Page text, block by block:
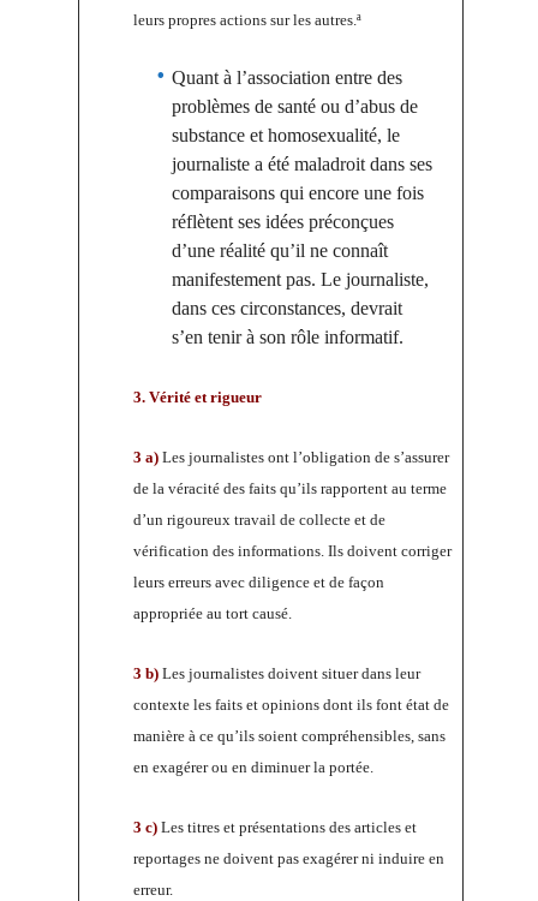
leurs propres actions sur les autres.ª
Quant à l’association entre des
problèmes de santé ou d’abus de
substance et homosexualité, le
journaliste a été maladroit dans ses
comparaisons qui encore une fois
réflètent ses idées préconçues
d’une réalité qu’il ne connaît
manifestement pas. Le journaliste,
dans ces circonstances, devrait
s’en tenir à son rôle informatif.
3. Vérité et rigueur
3 a)Les journalistes ont l’obligation de s’assurer
de la véracité des faits qu’ils rapportent au terme
d’un rigoureux travail de collecte et de
vérification des informations. Ils doivent corriger
leurs erreurs avec diligence et de façon
appropriée au tort causé.
3 b)Les journalistes doivent situer dans leur
contexte les faits et opinions dont ils font état de
manière à ce qu’ils soient compréhensibles, sans
en exagérer ou en diminuer la portée.
3 c)Les titres et présentations des articles et
reportages ne doivent pas exagérer ni induire en
erreur.